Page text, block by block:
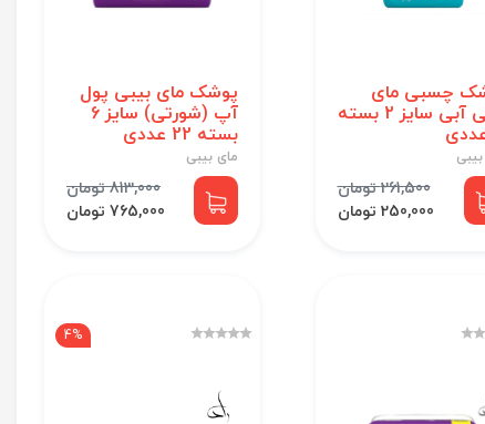
چسبی مای
بیبی آبی سایز 2 بسته
261,500 تومان
250,000 تومان
پوشک مای بیبی پول
آپ (شورتی) سایز 6
بسته 22 عددی
مای بیبی
813,000 تومان
765,000 تومان
4%